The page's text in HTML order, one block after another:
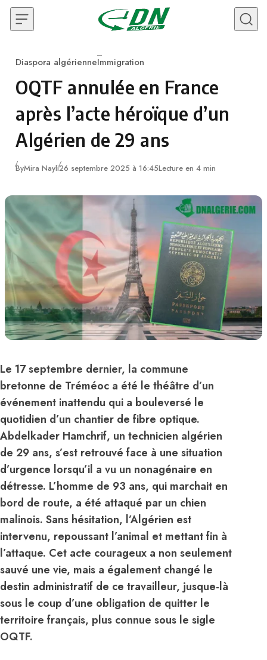
Skip to content
Category
Diaspora algérienneImmigration
OQTF annulée en France
après l’acte héroïque d’un
Algérien de 29 ans
ByMira Nayli26 septembre 2025 à 16:45Lecture en 4 min
Le 17 septembre dernier, la commune
bretonne de Tréméoc a été le théâtre d’un
événement inattendu qui a bouleversé le
quotidien d’un chantier de fibre optique.
Abdelkader Hamchrif, un technicien algérien
de 29 ans, s’est retrouvé face à une situation
d’urgence lorsqu’il a vu un nonagénaire en
détresse. L’homme de 93 ans, qui marchait en
bord de route, a été attaqué par un chien
malinois. Sans hésitation, l’Algérien est
intervenu, repoussant l’animal et mettant fin à
l’attaque. Cet acte courageux a non seulement
sauvé une vie, mais a également changé le
destin administratif de ce travailleur, jusque-là
sous le coup d’une obligation de quitter le
territoire français, plus connue sous le sigle
OQTF.